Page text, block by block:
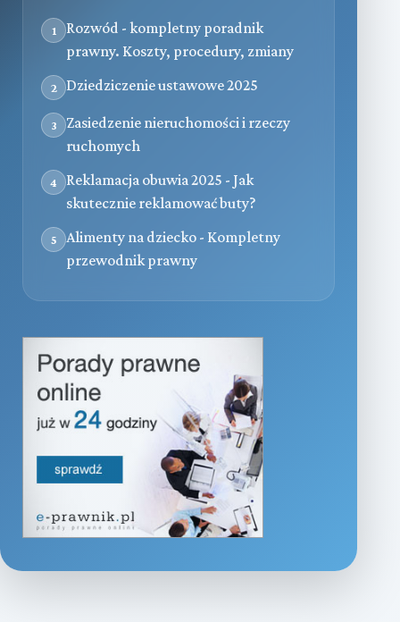
1
Rozwód - kompletny poradnik
prawny. Koszty, procedury, zmiany
2 Dziedziczenie ustawowe 2025
3
Zasiedzenie nieruchomości i rzeczy
ruchomych
4
Reklamacja obuwia 2025 - Jak
skutecznie reklamować buty?
5
Alimenty na dziecko - Kompletny
przewodnik prawny